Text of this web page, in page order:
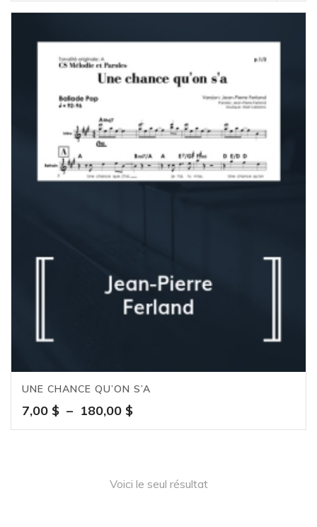
UNE CHANCE QU’ON S’A
7,00 $ – 180,00 $Plage
de
180,00 $
Voici le seul résultat